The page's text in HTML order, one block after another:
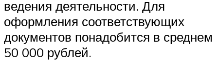
ведения деятельности. Для
оформления соответствующих
документов понадобится в среднем
50 000 рублей.